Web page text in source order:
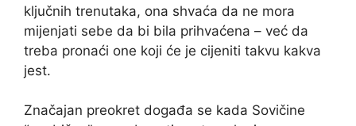
ključnih trenutaka, ona shvaća da ne mora
mijenjati sebe da bi bila prihvaćena – već da
treba pronaći one koji će je cijeniti takvu kakva
jest.
Značajan preokret događa se kada Sovičine